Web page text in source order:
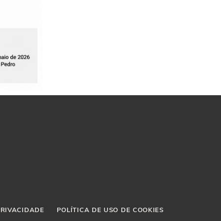
POLÍTICA DE USO DE COOKIES